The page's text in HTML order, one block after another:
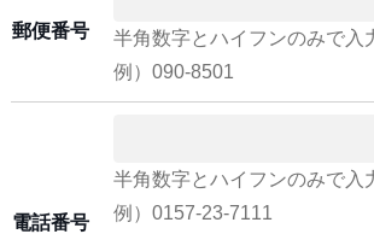
郵便番号
半角数字とハイフンのみで入
例）090-8501
電話番号
半角数字とハイフンのみで入
例）0157-23-7111